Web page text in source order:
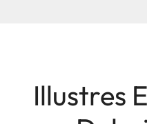
Illustres